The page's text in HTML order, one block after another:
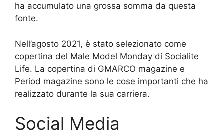
ha accumulato una grossa somma da questa
fonte.
Nell’agosto 2021, è stato selezionato come
copertina del Male Model Monday di Socialite
Life. La copertina di GMARCO magazine e
Period magazine sono le cose importanti che ha
realizzato durante la sua carriera.
Social Media